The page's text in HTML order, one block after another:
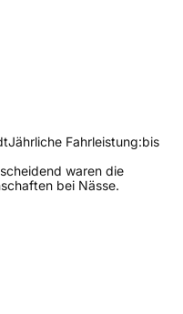
Jährliche Fahrleistung:bis
waren die
bei Nässe.